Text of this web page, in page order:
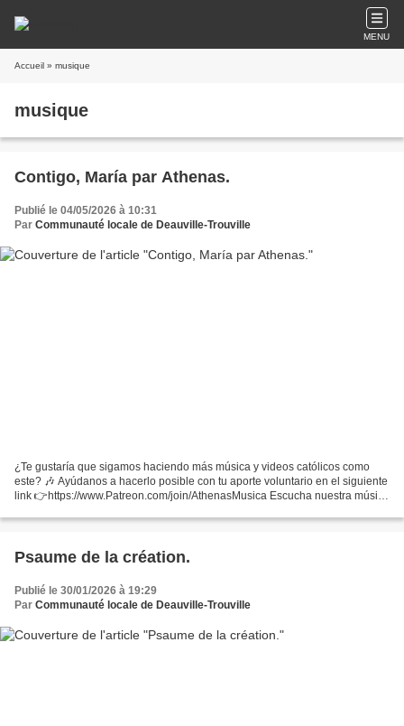
MENU
Accueil » musique
musique
Contigo, María par Athenas.
Publié le 04/05/2026 à 10:31
Par Communauté locale de Deauville-Trouville
¿Te gustaría que sigamos haciendo más música y videos católicos como
este? 🎶 Ayúdanos a hacerlo posible con tu aporte voluntario en el siguiente
link 👉https://www.Patreon.com/join/AthenasMusica Escucha nuestra música
Psaume de la création.
Publié le 30/01/2026 à 19:29
Par Communauté locale de Deauville-Trouville